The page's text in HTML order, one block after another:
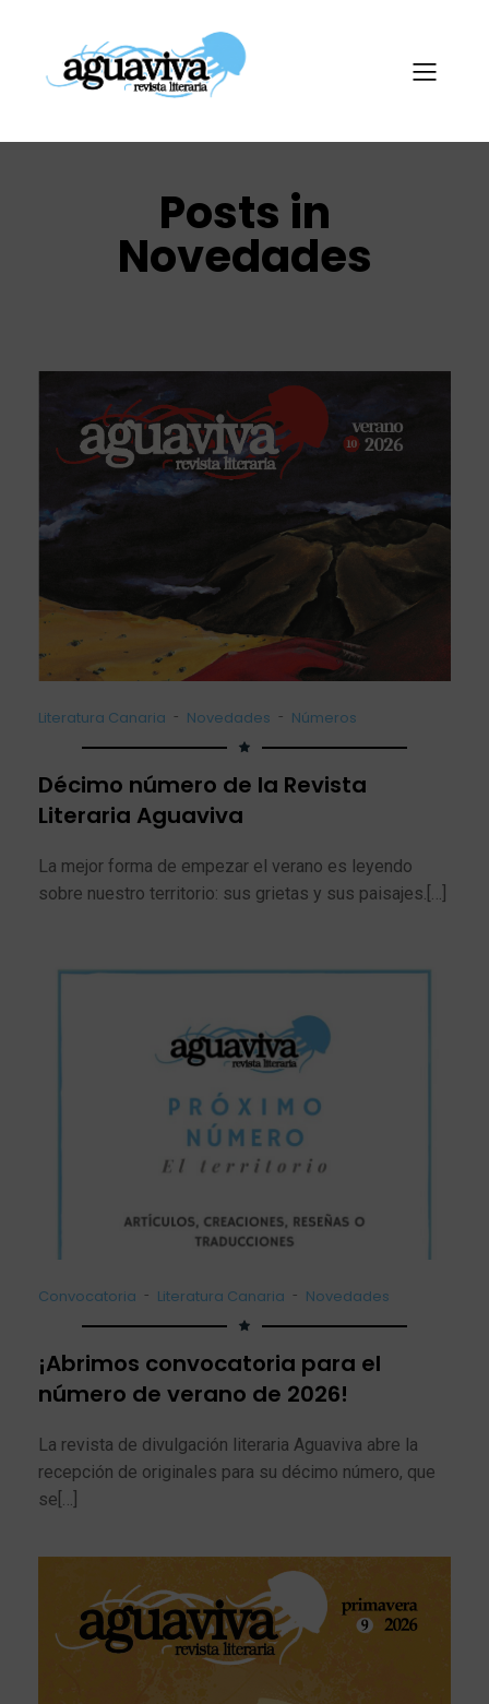
Posts in
Novedades
Literatura Canaria - Novedades - Números
Décimo número de la Revista
Literaria Aguaviva
La mejor forma de empezar el verano es leyendo
sobre nuestro territorio: sus grietas y sus paisajes.[…]
Convocatoria - Literatura Canaria - Novedades
¡Abrimos convocatoria para el
número de verano de 2026!
La revista de divulgación literaria Aguaviva abre la
recepción de originales para su décimo número, que
se[…]